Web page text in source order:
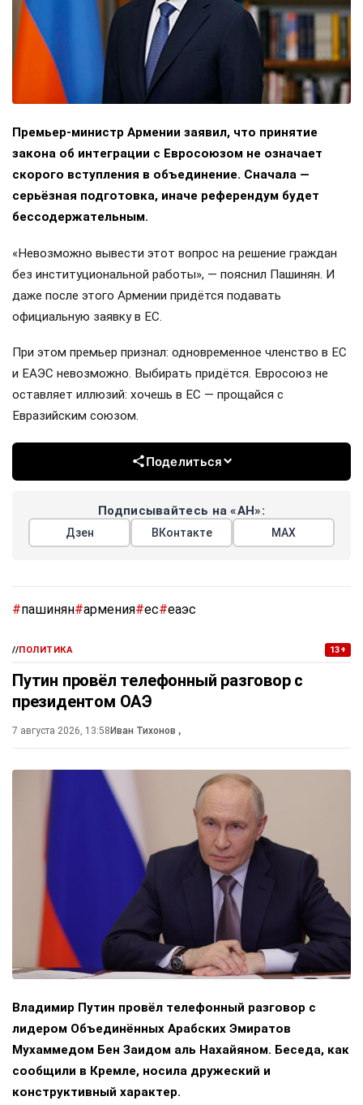
Премьер-министр Армении заявил, что принятие
закона об интеграции с Евросоюзом не означает
скорого вступления в объединение. Сначала —
серьёзная подготовка, иначе референдум будет
бессодержательным.
«Невозможно вывести этот вопрос на решение граждан
без институциональной работы», — пояснил Пашинян. И
даже после этого Армении придётся подавать
официальную заявку в ЕС.
При этом премьер признал: одновременное членство в ЕС
и ЕАЭС невозможно. Выбирать придётся. Евросоюз не
оставляет иллюзий: хочешь в ЕС — прощайся с
Евразийским союзом.
Поделиться
Подписывайтесь на «АН»:
Дзен ВКонтакте МАХ
#пашинян#армения#ес#еаэс
//ПОЛИТИКА 13+
Путин провёл телефонный разговор с
президентом ОАЭ
7 августа 2026, 13:58Иван Тихонов ,
Владимир Путин провёл телефонный разговор с
лидером Объединённых Арабских Эмиратов
Мухаммедом Бен Заидом аль Нахайяном. Беседа, как
сообщили в Кремле, носила дружеский и
конструктивный характер.